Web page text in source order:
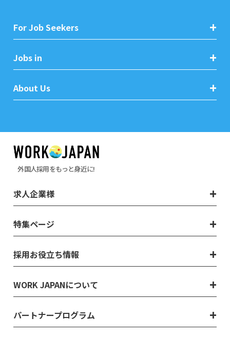
For Job Seekers
Jobs in
About Us
外国人採用をもっと身近に!
求人企業様
特集ページ
採用お役立ち情報
WORK JAPANについて
パートナープログラム